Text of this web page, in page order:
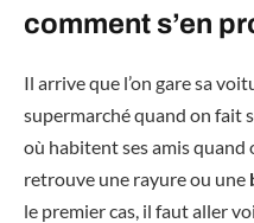
comment s’en
Il arrive que l’on gare sa
supermarché quand on fait
où habitent ses amis quand
retrouve une rayure ou une
le premier cas, il faut aller